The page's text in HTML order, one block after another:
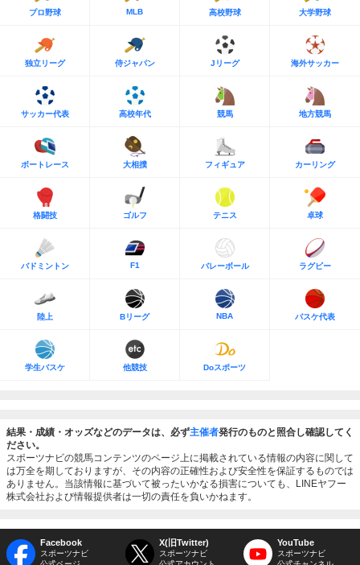
プロ野球 MLB 高校野球 大学野球
独立リーグ 侍ジャパン Jリーグ 海外サッカー
サッカー代表 高校年代 競馬 地方競馬
ボートレース 大相撲 フィギュア カーリング
格闘技 ゴルフ テニス 卓球
バドミントン F1 バレーボール ラグビー
陸上 Bリーグ NBA バスケ代表
学生バスケ 他競技 Doスポーツ
結果・成績・オッズなどのデータは、必ず主催者発行のものと照合し確認してく
ださい。
スポーツナビの競馬コンテンツのページ上に掲載されている情報の内容に関して
は万全を期しておりますが、その内容の正確性および安全性を保証するものでは
ありません。当該情報に基づいて被ったいかなる損害についても、LINEヤフー
株式会社および情報提供者は一切の責任を負いかねます。
Facebook
スポーツナビ
X(旧Twitter)
スポーツナビ
YouTube
スポーツナビ